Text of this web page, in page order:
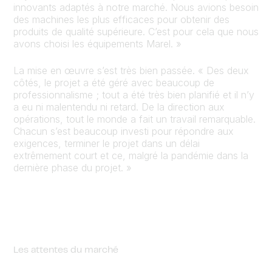
innovants adaptés à notre marché. Nous avions besoin
des machines les plus efficaces pour obtenir des
produits de qualité supérieure. C’est pour cela que nous
avons choisi les équipements Marel. »
La mise en œuvre s’est très bien passée. « Des deux
côtés, le projet a été géré avec beaucoup de
professionnalisme ; tout a été très bien planifié et il n’y
a eu ni malentendu ni retard. De la direction aux
opérations, tout le monde a fait un travail remarquable.
Chacun s’est beaucoup investi pour répondre aux
exigences, terminer le projet dans un délai
extrêmement court et ce, malgré la pandémie dans la
dernière phase du projet. »
Les attentes du marché